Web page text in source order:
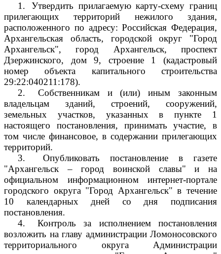
1.
Утвердить прилагаемую карту-схему границ
прилегающих территорий нежилого здания,
расположенного по адресу: Российская Федерация,
Архангельская область, городской округ "Город
Архангельск", город Архангельск, проспект
Дзержинского, дом 9, строение 1 (кадастровый
номер объекта капитального строительства
29:22:040211:178).
2.
Собственникам и (или) иным законным
владельцам зданий, строений, сооружений,
земельных участков, указанных в пункте 1
настоящего постановления, принимать участие, в
том числе финансовое, в содержании прилегающих
территорий.
3.
Опубликовать постановление в газете
"Архангельск – город воинской славы" и на
официальном информационном интернет-портале
городского округа "Город Архангельск" в течение
10 календарных дней со дня подписания
постановления.
4.
Контроль за исполнением постановления
возложить на главу администрации Ломоносовского
территориального округа Администрации